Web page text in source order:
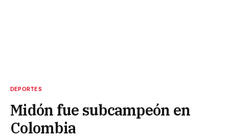
DEPORTES
Midón fue subcampeón en
Colombia